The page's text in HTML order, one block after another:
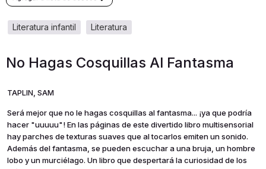
literatura
literatura infantil
No Hagas Cosquillas Al Fantasma
TAPLIN, SAM
Será mejor que no le hagas cosquillas al fantasma... ¡ya que podría
hacer "uuuuu"! En las páginas de este divertido libro multisensorial
hay parches de texturas suaves que al tocarlos emiten un sonido.
Además del fantasma, se pueden escuchar a una bruja, un hombre
lobo y un murciélago. Un libro que despertará la curiosidad de los